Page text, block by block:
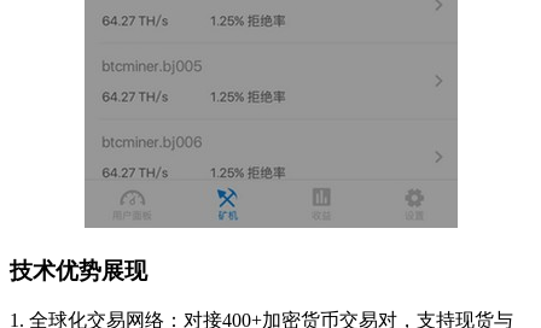
技术优势展现
1. 全球化交易网络：对接400+加密货币交易对，支持现货与